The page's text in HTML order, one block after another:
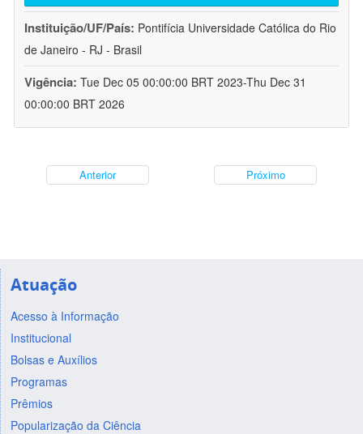
Instituição/UF/País: Pontifícia Universidade Católica do Rio
de Janeiro - RJ - Brasil
Vigência: Tue Dec 05 00:00:00 BRT 2023-Thu Dec 31
00:00:00 BRT 2026
Anterior Próximo
Atuação
Acesso à Informação
Institucional
Bolsas e Auxílios
Programas
Prêmios
Popularização da Ciência